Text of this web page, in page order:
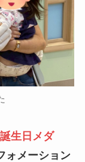
誕生日メダ
ォメーション